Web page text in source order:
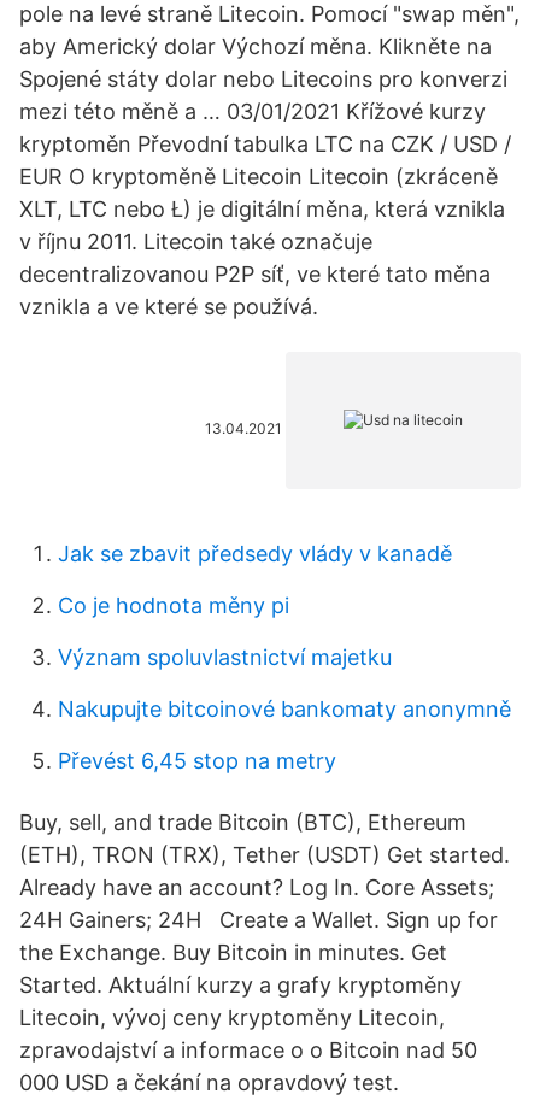
pole na levé straně Litecoin. Pomocí "swap měn",
aby Americký dolar Výchozí měna. Klikněte na
Spojené státy dolar nebo Litecoins pro konverzi
mezi této měně a … 03/01/2021 Křížové kurzy
kryptoměn Převodní tabulka LTC na CZK / USD /
EUR O kryptoměně Litecoin Litecoin (zkráceně
XLT, LTC nebo Ł) je digitální měna, která vznikla
v říjnu 2011. Litecoin také označuje
decentralizovanou P2P síť, ve které tato měna
vznikla a ve které se používá.
13.04.2021
Jak se zbavit předsedy vlády v kanadě
Co je hodnota měny pi
Význam spoluvlastnictví majetku
Nakupujte bitcoinové bankomaty anonymně
Převést 6,45 stop na metry
Buy, sell, and trade Bitcoin (BTC), Ethereum
(ETH), TRON (TRX), Tether (USDT) Get started.
Already have an account? Log In. Core Assets;
24H Gainers; 24H Create a Wallet. Sign up for
the Exchange. Buy Bitcoin in minutes. Get
Started. Aktuální kurzy a grafy kryptoměny
Litecoin, vývoj ceny kryptoměny Litecoin,
zpravodajství a informace o o Bitcoin nad 50
000 USD a čekání na opravdový test.